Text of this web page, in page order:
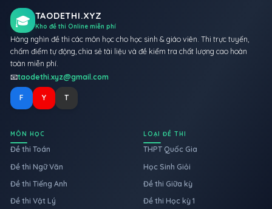
🎓 TAODETHI.XYZ
Kho đề thi Online miễn phí
Hàng nghìn đề thi các môn học cho học sinh & giáo viên. Thi trực tuyến,
chấm điểm tự động, chia sẻ tài liệu và đề kiểm tra chất lượng cao hoàn
toàn miễn phí.
📧taodethi.xyz@gmail.com
F Y T
MÔN HỌC
Đề thi Toán
Đề thi Ngữ Văn
Đề thi Tiếng Anh
Đề thi Vật Lý
LOẠI ĐỀ THI
THPT Quốc Gia
Học Sinh Giỏi
Đề thi Giữa kỳ
Đề thi Học kỳ 1